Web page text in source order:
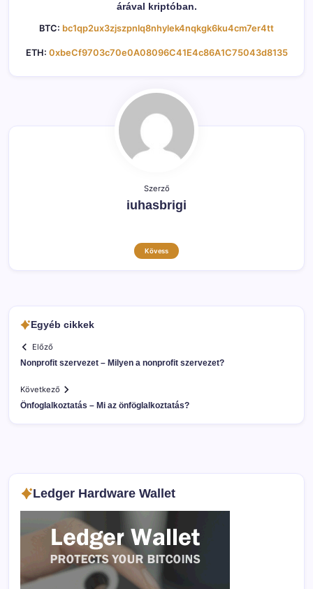
árával kriptóban.
BTC: bc1qp2ux3zjszpnlq8nhylek4nqkgk6ku4cm7er4tt
ETH: 0xbeCf9703c70e0A08096C41E4c86A1C75043d8135
Szerző
iuhasbrigi
Kövess
Egyéb cikkek
Előző
Nonprofit szervezet – Milyen a nonprofit szervezet?
Következő
Önfoglalkoztatás – Mi az önföglalkoztatás?
Ledger Hardware Wallet